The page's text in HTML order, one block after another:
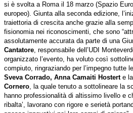
si è svolta a Roma il 18 marzo (Spazio
europeo). Giunta alla seconda edizione,
traiettoria di crescita anche grazie alla
fisionomia nei riconoscimenti, che sono
assolutamente accurata da parte di una
Cantatore, responsabile dell’UDI
organizzato l’evento, ha voluto così
compiuto, ringraziando per l’impegno tutte
Sveva Corrado, Anna Camaiti Hosterte la
Cornero, la quale tenuto a sottolineare la
hanno professionalità di altissimo livello e
ribalta’, lavorano con rigore e serietà